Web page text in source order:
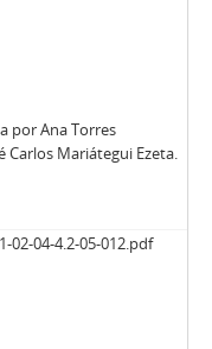
por Ana Torres
Carlos Mariátegui Ezeta.
02-04-4.2-05-012.pdf